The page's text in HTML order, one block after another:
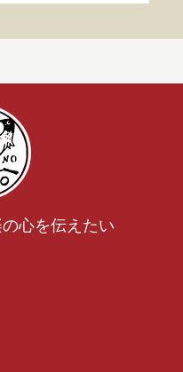
心を伝えたい